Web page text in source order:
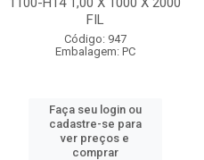
FIL
Código: 947
Embalagem: PC
Faça seu login ou
cadastre-se para
ver preços e
comprar